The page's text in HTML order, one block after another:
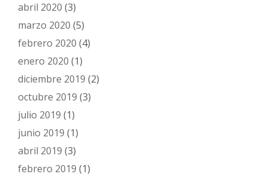
abril 2020 (3)
marzo 2020 (5)
febrero 2020 (4)
enero 2020 (1)
diciembre 2019 (2)
octubre 2019 (3)
julio 2019 (1)
junio 2019 (1)
abril 2019 (3)
febrero 2019 (1)